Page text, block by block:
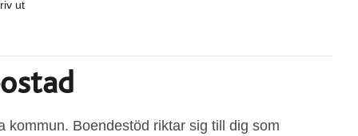
ut
kommun. Boendestöd riktar sig till dig som